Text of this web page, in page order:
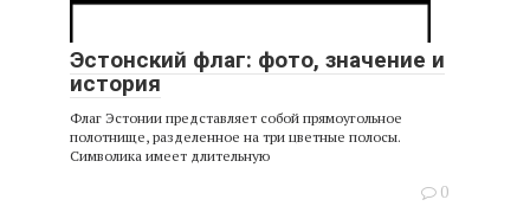
Эстонский флаг: фото, значение и
история
Флаг Эстонии представляет собой прямоугольное
полотнище, разделенное на три цветные полосы.
Символика имеет длительную
0